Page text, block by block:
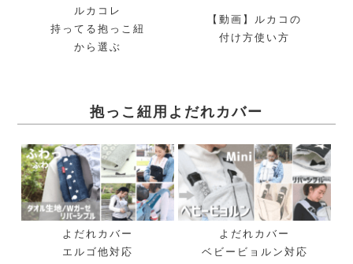
ルカコレ
持ってる抱っこ紐
から選ぶ
【動画】ルカコの
付け方使い方
抱っこ紐用よだれカバー
よだれカバー
エルゴ他対応
よだれカバー
ベビービョルン対応